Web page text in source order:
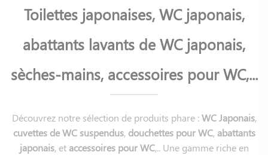
Toilettes japonaises, WC japonais,
abattants lavants de WC japonais,
sèches-mains, accessoires pour WC,...
Découvrez notre sélection de produits phare :WC Japonais,
cuvettes de WC suspendus, douchettes pour WC, abattants
japonais, et accessoires pour WC,.. Une gamme riche en